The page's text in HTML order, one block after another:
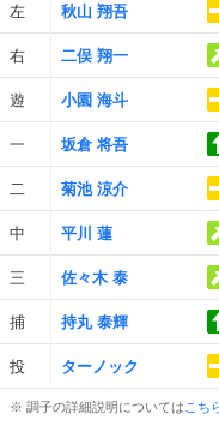
左 秋山 翔吾
右 二俣 翔一
遊 小園 海斗
一 坂倉 将吾
二 菊池 涼介
中 平川 蓮
三 佐々木 泰
捕 持丸 泰輝
投 ターノック
※ 調子の詳細説明については こち